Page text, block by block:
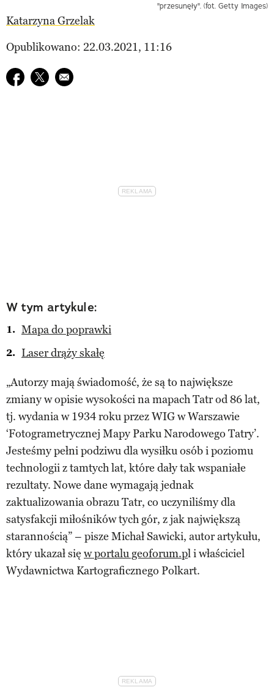
"przesunęły". (fot. Getty Images)
Katarzyna Grzelak
Opublikowano: 22.03.2021, 11:16
Udostępnij na facebook
Udostępnij na twitter
E-mail do przyjaciela
W tym artykule:
Mapa do poprawki
Laser drąży skałę
„Autorzy mają świadomość, że są to największe
zmiany w opisie wysokości na mapach Tatr od 86 lat,
tj. wydania w 1934 roku przez WIG w Warszawie
‘Fotogrametrycznej Mapy Parku Narodowego Tatry’.
Jesteśmy pełni podziwu dla wysiłku osób i poziomu
technologii z tamtych lat, które dały tak wspaniałe
rezultaty. Nowe dane wymagają jednak
zaktualizowania obrazu Tatr, co uczyniliśmy dla
satysfakcji miłośników tych gór, z jak największą
starannością” – pisze Michał Sawicki, autor artykułu,
który ukazał się w portalu geoforum.pl i właściciel
Wydawnictwa Kartograficznego Polkart.